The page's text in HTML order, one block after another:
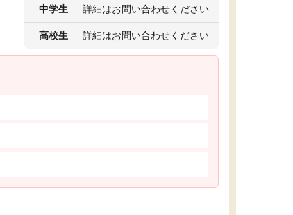
中学生 詳細はお問い合わせください
高校生 詳細はお問い合わせください